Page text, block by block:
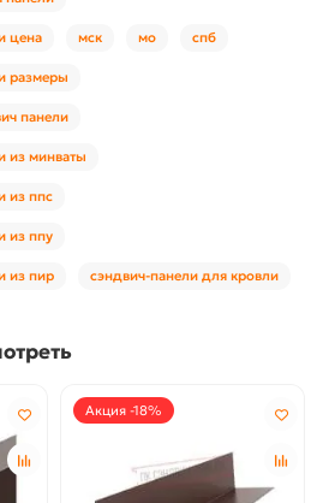
цена мск мо спб
размеры
панели
из минваты
из ппс
из ппу
из пир сэндвич-панели для кровли
Акция -18%